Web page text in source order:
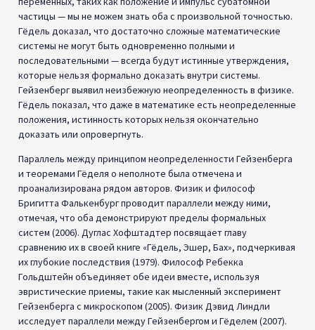
prima facia, и все же невозможно опровергнуть логически; он
отталкивает своим нарциссическим эгоцентризмом и в то же
время элегантен в своей простоте, последовательности и
объяснительной силе.
Исторически едва ли был серьезный философ, которого
можно было бы по-настоящему назвать солипсистом. Я не
знаю ни одного философа сегодня, который считал бы
солипсизм жизнеспособной философской позицией,
которую можно было бы принять в качестве своего
твой разум — единственное, что действительно существует
— такая точка зрения по праву считалась бы психиатрической
патологией.
На мой взгляд, солипсизм никогда не предназначался для того,
чтобы быть философией, которую можно было бы принять
как свою собственную. Вместо этого он должен был быть
чрезвычайно элегантным и мощнымgedankenэкспериментом,
который многому нас учит. Действительно, картезианский
«злой демон» был классическимgedankenэкспериментом.
Солипсизм просит, чтобы его опровергли. И его различные
опровержения содержат мощные уроки для науки,